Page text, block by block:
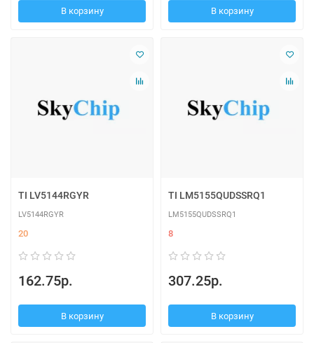
В корзину В корзину
TI LV5144RGYR
LV5144RGYR
20
162.75р.
В корзину
TI LM5155QUDSSRQ1
LM5155QUDSSRQ1
8
307.25р.
В корзину